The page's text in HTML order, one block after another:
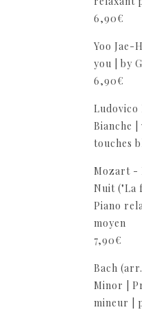
6,90€
Yoo Jae-
you | by
6,90€
Ludovico
Bianche
touches
Mozart -
Nuit ("La
Piano
moyen
7,90€
Bach
Minor |
mineur |